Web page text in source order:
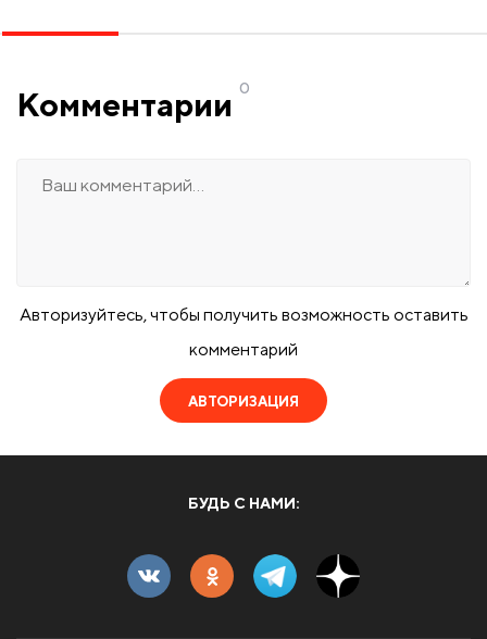
Комментарии 0
Авторизуйтесь, чтобы получить возможность оставить
комментарий
АВТОРИЗАЦИЯ
БУДЬ С НАМИ: